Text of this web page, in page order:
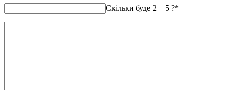
Скільки буде 2 + 5 ?*